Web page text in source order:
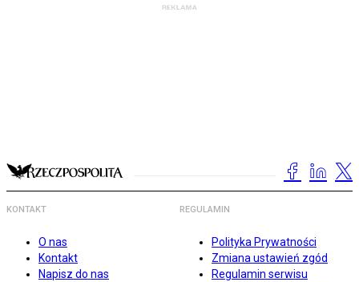
KONTAKT
O nas
Kontakt
Napisz do nas
REGULAMIN
Polityka Prywatności
Zmiana ustawień zgód
Regulamin serwisu